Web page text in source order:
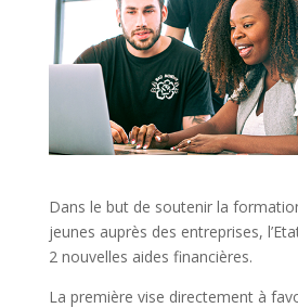
Dans le but de soutenir la
jeunes auprès des entreprises,
2 nouvelles aides financières.
La première vise directement à